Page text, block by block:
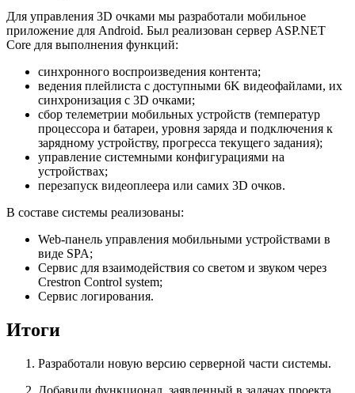
Для управления 3D очками мы разработали мобильное
приложение для Android. Был реализован сервер ASP.NET
Core для выполнения функций:
синхронного воспроизведения контента;
ведения плейлиста с доступными 6K видеофайлами, их
синхронизация с 3D очками;
сбор телеметрии мобильных устройств (температур
процессора и батареи, уровня заряда и подключения к
зарядному устройству, прогресса текущего задания);
управление системными конфигурациями на
устройствах;
перезапуск видеоплеера или самих 3D очков.
В составе системы реализованы:
Web-панель управления мобильными устройствами в
виде SPA;
Сервис для взаимодействия со светом и звуком через
Crestron Control system;
Сервис логирования.
Итоги
Разработали новую версию серверной части системы.